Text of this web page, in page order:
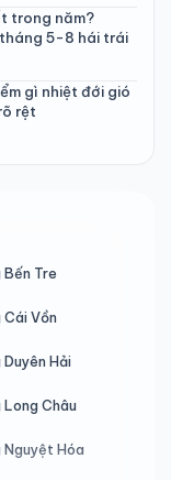
trong năm?
tháng 5-8 hái trái
gì nhiệt đới gió
rệt
Bến Tre
Cái Vồn
Duyên Hải
Long Châu
Nguyệt Hóa